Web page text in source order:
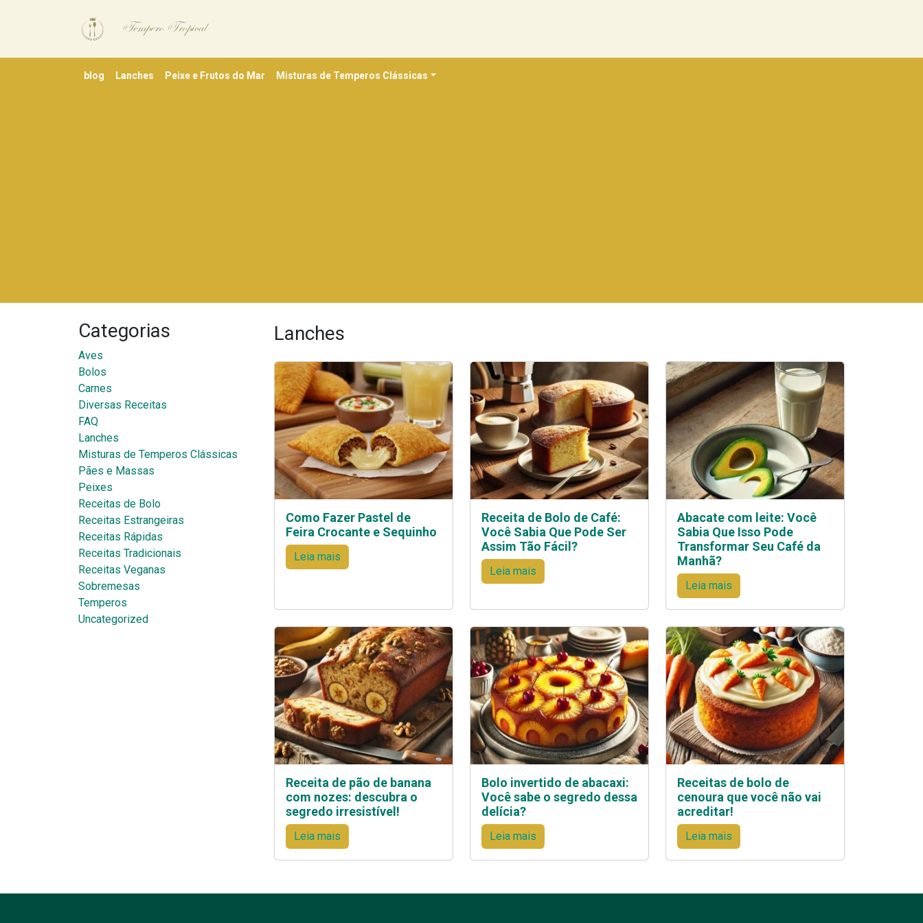
blog Lanches Peixe e Frutos do Mar Misturas de Temperos Clássicas
Categorias
Aves
Bolos
Carnes
Diversas Receitas
FAQ
Lanches
Misturas de Temperos Clássicas
Pães e Massas
Peixes
Receitas de Bolo
Receitas Estrangeiras
Receitas Rápidas
Receitas Tradicionais
Receitas Veganas
Sobremesas
Temperos
Uncategorized
Lanches
Como Fazer Pastel de
Feira Crocante e Sequinho
Leia mais
Receita de Bolo de Café:
Você Sabia Que Pode Ser
Assim Tão Fácil?
Leia mais
Abacate com leite: Você
Sabia Que Isso Pode
Transformar Seu Café da
Manhã?
Leia mais
Receita de pão de banana
com nozes: descubra o
segredo irresistível!
Leia mais
Bolo invertido de abacaxi:
Você sabe o segredo dessa
delícia?
Leia mais
Receitas de bolo de
cenoura que você não vai
acreditar!
Leia mais